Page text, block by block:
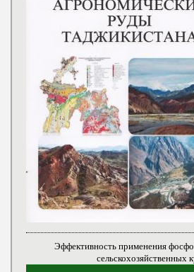
Эффективность применения
сельскохозяйственных